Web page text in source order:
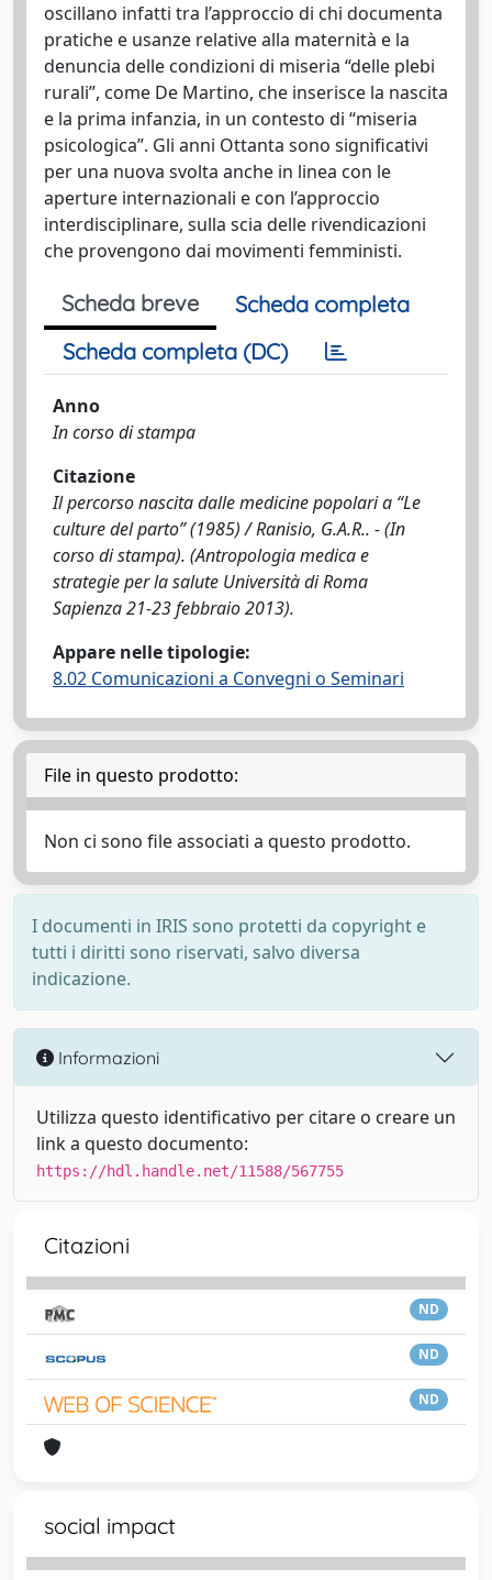
oscillano infatti tra l’approccio di chi documenta
pratiche e usanze relative alla maternità e la
denuncia delle condizioni di miseria “delle plebi
rurali”, come De Martino, che inserisce la nascita
e la prima infanzia, in un contesto di “miseria
psicologica”. Gli anni Ottanta sono significativi
per una nuova svolta anche in linea con le
aperture internazionali e con l’approccio
interdisciplinare, sulla scia delle rivendicazioni
che provengono dai movimenti femministi.
Scheda breve
Scheda completa
Scheda completa (DC)
Anno
In corso di stampa
Citazione
Il percorso nascita dalle medicine popolari a “Le
culture del parto” (1985) / Ranisio, G.A.R.. - (In
corso di stampa). (Antropologia medica e
strategie per la salute Università di Roma
Sapienza 21-23 febbraio 2013).
Appare nelle tipologie:
8.02 Comunicazioni a Convegni o Seminari
File in questo prodotto:
Non ci sono file associati a questo prodotto.
I documenti in IRIS sono protetti da copyright e
tutti i diritti sono riservati, salvo diversa
indicazione.
Informazioni
Utilizza questo identificativo per citare o creare un
link a questo documento:
https://hdl.handle.net/11588/567755
Citazioni
ND
ND
ND
social impact